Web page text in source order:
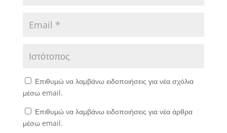
Επιθυμώ να λαμβάνω ειδοποιήσεις για νέα σχόλια
μέσω email.
Επιθυμώ να λαμβάνω ειδοποιήσεις για νέα άρθρα
μέσω email.